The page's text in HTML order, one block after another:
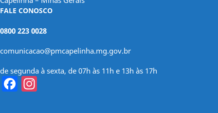
FALE CONOSCO
0800 223 0028
comunicacao@pmcapelinha.mg.gov.br
de segunda à sexta, de 07h às 11h e 13h às 17h
Facebook